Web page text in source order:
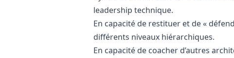
leadership technique.
En capacité de restituer et de «
différents niveaux hiérarchiques.
En capacité de coacher d’autres